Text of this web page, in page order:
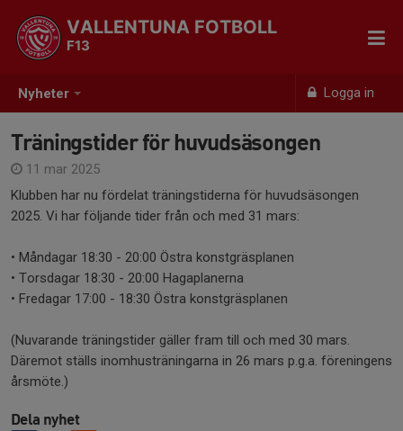
Nyheter Logga in
VALLENTUNA FOTBOLL
F13
Träningstider för huvudsäsongen
11 mar 2025
Klubben har nu fördelat träningstiderna för huvudsäsongen
2025. Vi har följande tider från och med 31 mars:
• Måndagar 18:30 - 20:00 Östra konstgräsplanen
• Torsdagar 18:30 - 20:00 Hagaplanerna
• Fredagar 17:00 - 18:30 Östra konstgräsplanen
(Nuvarande träningstider gäller fram till och med 30 mars.
Däremot ställs inomhusträningarna in 26 mars p.g.a. föreningens
årsmöte.)
Dela nyhet